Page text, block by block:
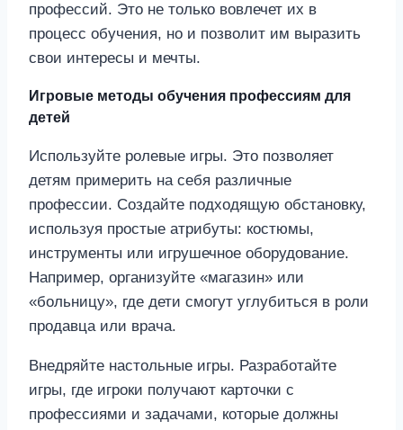
профессий. Это не только вовлечет их в
процесс обучения, но и позволит им выразить
свои интересы и мечты.
Игровые методы обучения профессиям для
детей
Используйте ролевые игры. Это позволяет
детям примерить на себя различные
профессии. Создайте подходящую обстановку,
используя простые атрибуты: костюмы,
инструменты или игрушечное оборудование.
Например, организуйте «магазин» или
«больницу», где дети смогут углубиться в роли
продавца или врача.
Внедряйте настольные игры. Разработайте
игры, где игроки получают карточки с
профессиями и задачами, которые должны